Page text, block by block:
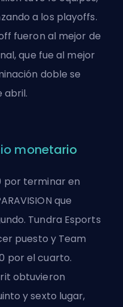
a los playoffs.
fueron al mejor de
que fue al mejor
doble se
abril.
monetario
por terminar en
que
Tundra Esports
puesto y Team
por el cuarto.
obtuvieron
y sexto lugar,